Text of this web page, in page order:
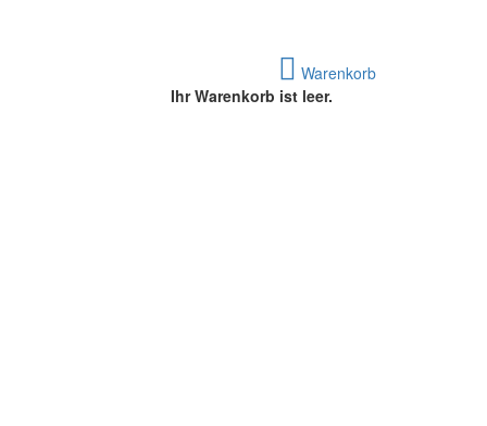
Warenkorb
Ihr Warenkorb ist leer.